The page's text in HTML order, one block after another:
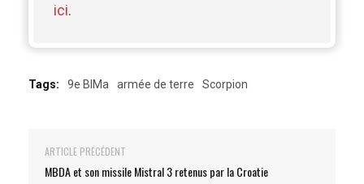
ici.
Tags: 9e BIMa armée de terre Scorpion
ARTICLE PRÉCÉDENT
MBDA et son missile Mistral 3 retenus par la Croatie